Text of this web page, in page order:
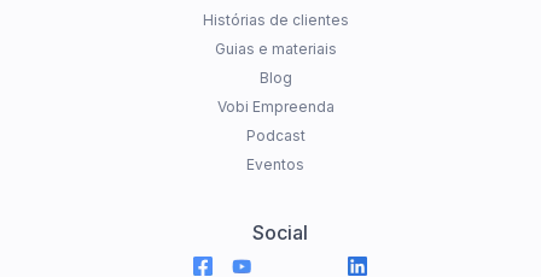
Histórias de clientes
Guias e materiais
Blog
Vobi Empreenda
Podcast
Eventos
Social